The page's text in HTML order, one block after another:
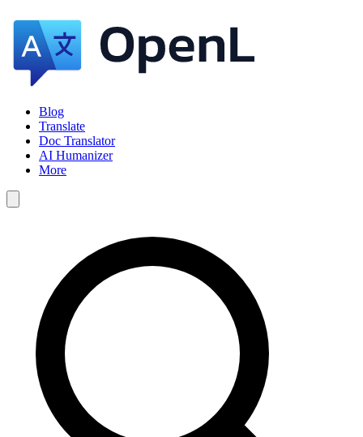
Blog
Translate
Doc Translator
AI Humanizer
More